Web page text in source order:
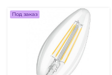
Под заказ